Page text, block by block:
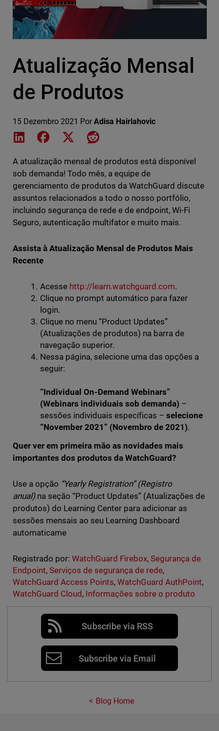
Atualização Mensal
de Produtos
15 Dezembro 2021 Por Adisa Hairlahovic
Share on LinkedIn
Share on Facebook
Share on XShare on Reddit
A atualização mensal de produtos está disponível
sob demanda! Todo mês, a equipe de
gerenciamento de produtos da WatchGuard discute
assuntos relacionados a todo o nosso portfólio,
incluindo segurança de rede e de endpoint, Wi-Fi
Seguro, autenticação multifator e muito mais.
Assista à Atualização Mensal de Produtos Mais
Recente
Acesse http://learn.watchguard.com.
Clique no prompt automático para fazer
login.
Clique no menu “Product Updates”
(Atualizações de produtos) na barra de
navegação superior.
Nessa página, selecione uma das opções a
seguir:
“Individual On-Demand Webinars”
(Webinars individuais sob demanda) –
sessões individuais específicas – selecione
“November 2021” (Novembro de 2021).
Quer ver em primeira mão as novidades mais
importantes dos produtos da WatchGuard?
Use a opção “Yearly Registration” (Registro
anual)na seção “Product Updates” (Atualizações de
produtos) do Learning Center para adicionar as
sessões mensais ao seu Learning Dashboard
automaticame
Registrado por: WatchGuard Firebox,Segurança de
Endpoint, Serviços de segurança de rede,
WatchGuard Access Points, WatchGuard AuthPoint,
WatchGuard Cloud, Informações sobre o produto
Subscribe via RSS
Subscribe via Email
Blog Home